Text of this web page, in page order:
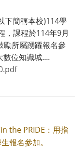
下簡稱本校)114學
，課程於114年9月
勵所屬踴躍報名參
位知識城....
the PRIDE：用指
報名參加。